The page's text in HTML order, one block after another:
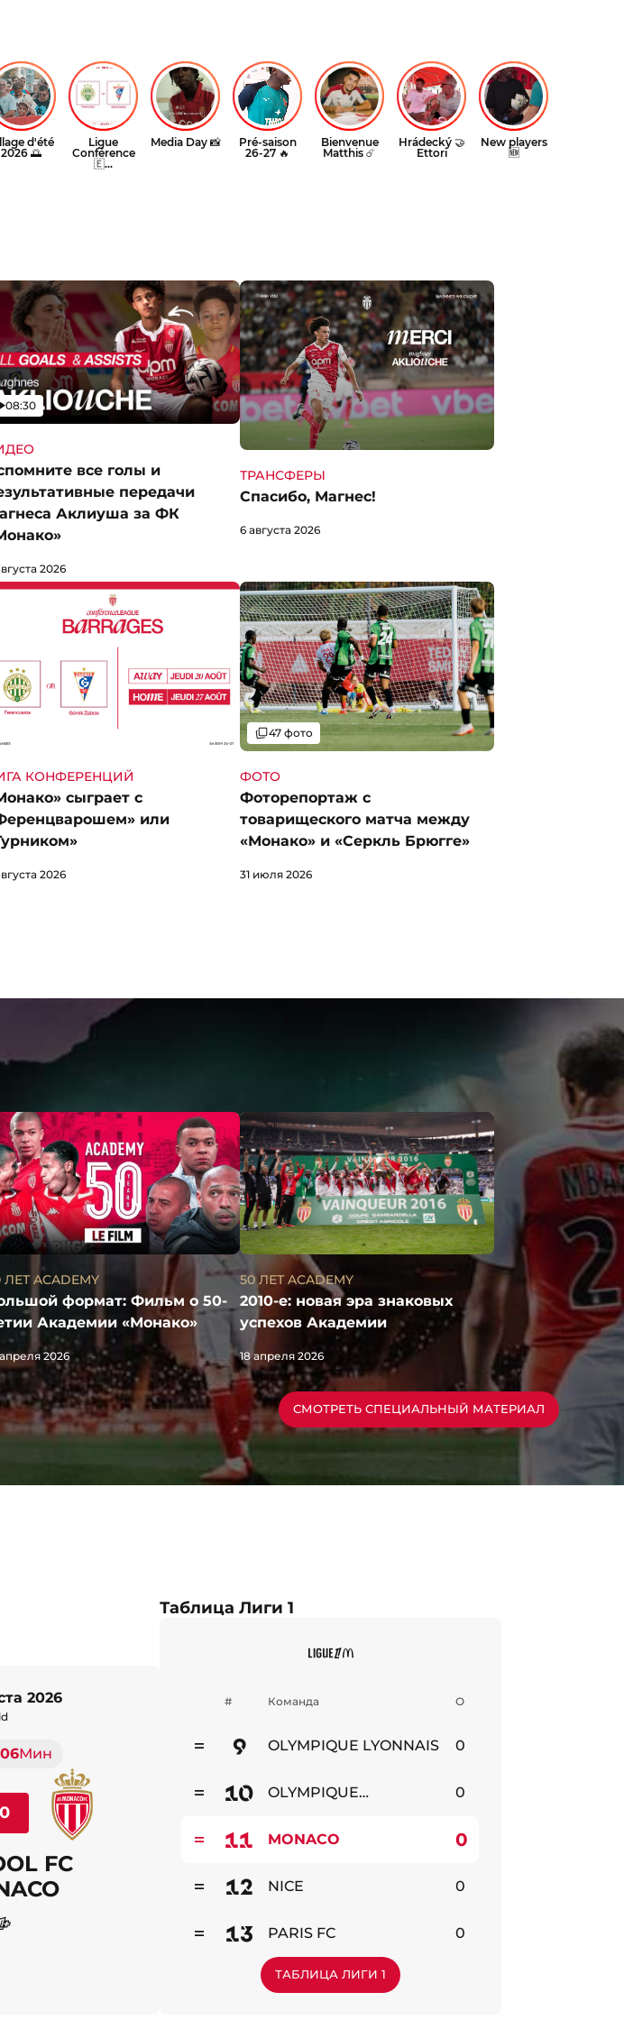
все голы и
передачи
Аклиуша за ФК
Видео
08:30
2026
ТРАНСФЕРЫ
Спасибо, Магнес!
6 августа 2026
КОНФЕРЕНЦИЙ
сыграет с
или
2026
ФОТО
Фоторепортаж с
товарищеского матча между
«Монако» и «Серкль Брюгге»
Галерея
47 фото
31 июля 2026
ЛЕТ ACADEMY
формат: Фильм о 50-
Академии «Монако»
2026
50 ЛЕТ ACADEMY
2010-е: новая эра знаковых
успехов Академии
18 апреля 2026
СМОТРЕТЬ СПЕЦИАЛЬНЫЙ МАТЕРИАЛ
2026
05Мин
FC
Таблица Лиги 1
# Команда О
9 OLYMPIQUE LYONNAIS 0
10
OLYMPIQUE
0
11 MONACO 0
12 NICE 0
13 PARIS FC 0
ТАБЛИЦА ЛИГИ 1